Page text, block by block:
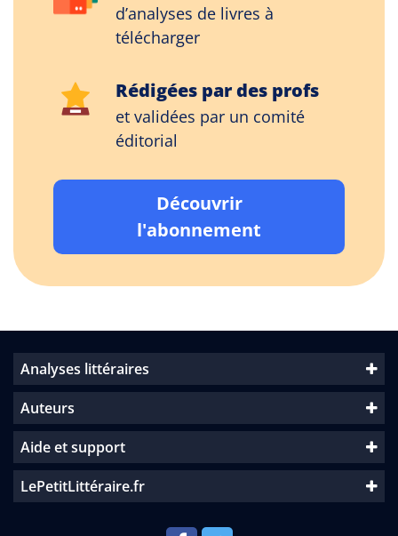
d’analyses de livres à
télécharger
Rédigées par des profs
et validées par un comité
éditorial
Découvrir
l'abonnement
Analyses littéraires
Auteurs
Aide et support
LePetitLittéraire.fr